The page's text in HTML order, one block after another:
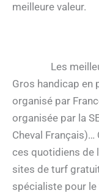
meilleure valeur.
Les
Gros handicap en
organisé par
organisée par la
Cheval
ces quotidiens de
sites de turf
spécialiste pour